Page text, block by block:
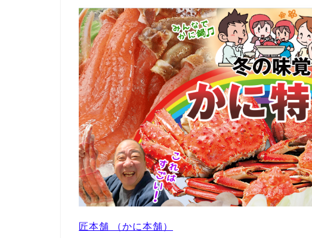
匠本舗 （かに本舗）